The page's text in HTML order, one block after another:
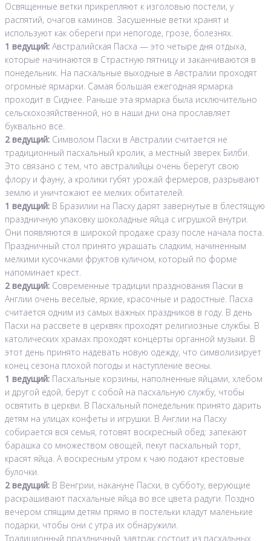
Освященные ветки прикрепляют к изголовью постели, у
распятий, очагов каминов. Засушенные ветки хранят и
используют как обереги при непогоде, грозе, болезнях.
1 ведущий: Австралийская Пасха — это четыре дня отдыха,
которые начинаются в Страстную пятницу и заканчиваются в
понедельник. На пасхальные выходные в Австралии проходят
огромные ярмарки. Самая большая ежегодная ярмарка
проходит в Сиднее. Раньше эта ярмарка была исключительно
сельскохозяйственной, но в наши дни она прославляет
буквально все.
2 ведущий: Символом Пасхи в Австралии считается не
традиционный пасхальный кролик, а местный зверек Билби.
Это связано с тем, что австралийцы очень берегут свою
флору и фауну, а кролики губят урожай фермеров, разрывают
землю и уничтожают ее мелких обитателей.
1 ведущий: В Бразилии на Пасху дарят завернутые в блестящую
праздничную упаковку шоколадные яйца с игрушкой внутри.
Они появляются в широкой продаже сразу после начала поста.
Праздничный стол принято украшать сладким, начиненным
мелкими кусочками фруктов куличом, который по форме
напоминает крест.
2 ведущий: Современные традиции празднования Пасхи в
Англии очень веселые, яркие, красочные и радостные. Пасха
считается одним из самых важных праздников в году. В день
Пасхи на рассвете в церквях проходят религиозные службы. В
католических храмах проходят концерты органной музыки. В
этот день принято надевать новую одежду, что символизирует
конец сезона плохой погоды и наступление весны.
1 ведущий: Пасхальные корзины, наполненные яйцами, хлебом
и другой едой, берут с собой на пасхальную службу, чтобы
освятить в церкви. В Пасхальный понедельник принято дарить
детям на улицах конфеты и игрушки. В Англии на Пасху
собирается вся семья, готовят воскресный обед: запекают
барашка со множеством овощей, пекут пасхальный торт,
красят яйца. А воскресным утром к чаю подают крестовые
булочки.
2 ведущий: В Венгрии, накануне Пасхи, в субботу, верующие
раскрашивают пасхальные яйца во все цвета радуги. Поздно
вечером спящим детям прямо в постельки кладут маленькие
подарки, чтобы они с утра их обнаружили.
Традиционный праздничный завтрак состоит из пасхальных